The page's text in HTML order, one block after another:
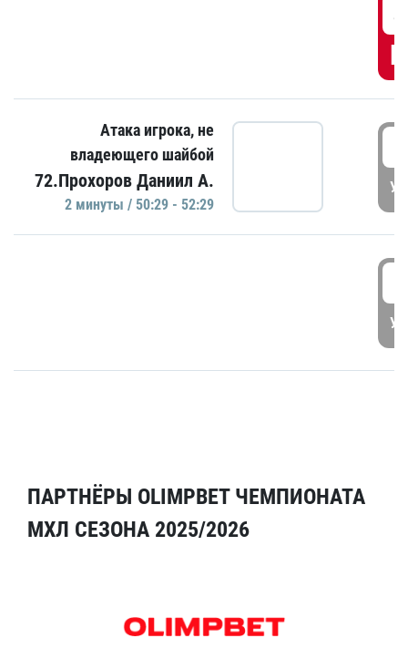
Атака игрока, не
владеющего шайбой
72.Прохоров Даниил А.
2 минуты / 50:29 - 52:29
ПАРТНЁРЫ OLIMPBET ЧЕМПИОНАТА
МХЛ СЕЗОНА 2025/2026